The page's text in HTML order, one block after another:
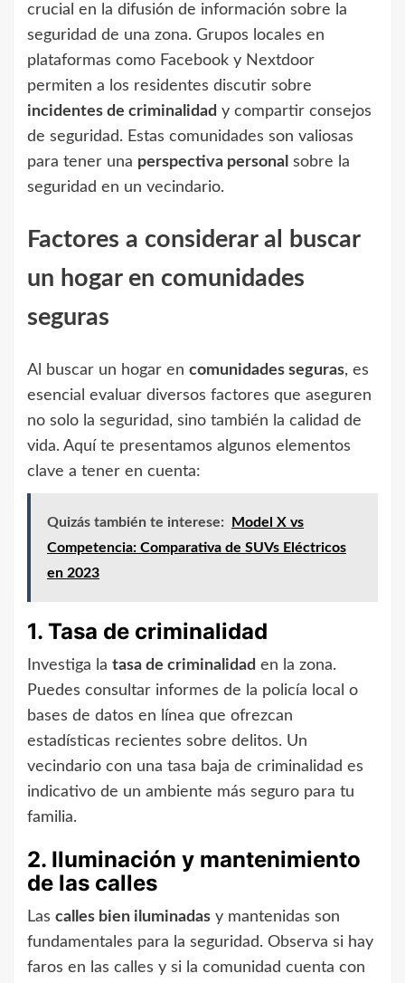
crucial en la difusión de información sobre la
seguridad de una zona. Grupos locales en
plataformas como Facebook y Nextdoor
permiten a los residentes discutir sobre
incidentes de criminalidad y compartir consejos
de seguridad. Estas comunidades son valiosas
para tener una perspectiva personal sobre la
seguridad en un vecindario.
Factores a considerar al buscar
un hogar en comunidades
seguras
Al buscar un hogar en comunidades seguras, es
esencial evaluar diversos factores que aseguren
no solo la seguridad, sino también la calidad de
vida. Aquí te presentamos algunos elementos
clave a tener en cuenta:
Quizás también te interese:
Model X vs
Competencia: Comparativa de SUVs Eléctricos
en 2023
1. Tasa de criminalidad
Investiga la tasa de criminalidad en la zona.
Puedes consultar informes de la policía local o
bases de datos en línea que ofrezcan
estadísticas recientes sobre delitos. Un
vecindario con una tasa baja de criminalidad es
indicativo de un ambiente más seguro para tu
familia.
2. Iluminación y mantenimiento
de las calles
Las calles bien iluminadas y mantenidas son
fundamentales para la seguridad. Observa si hay
faros en las calles y si la comunidad cuenta con